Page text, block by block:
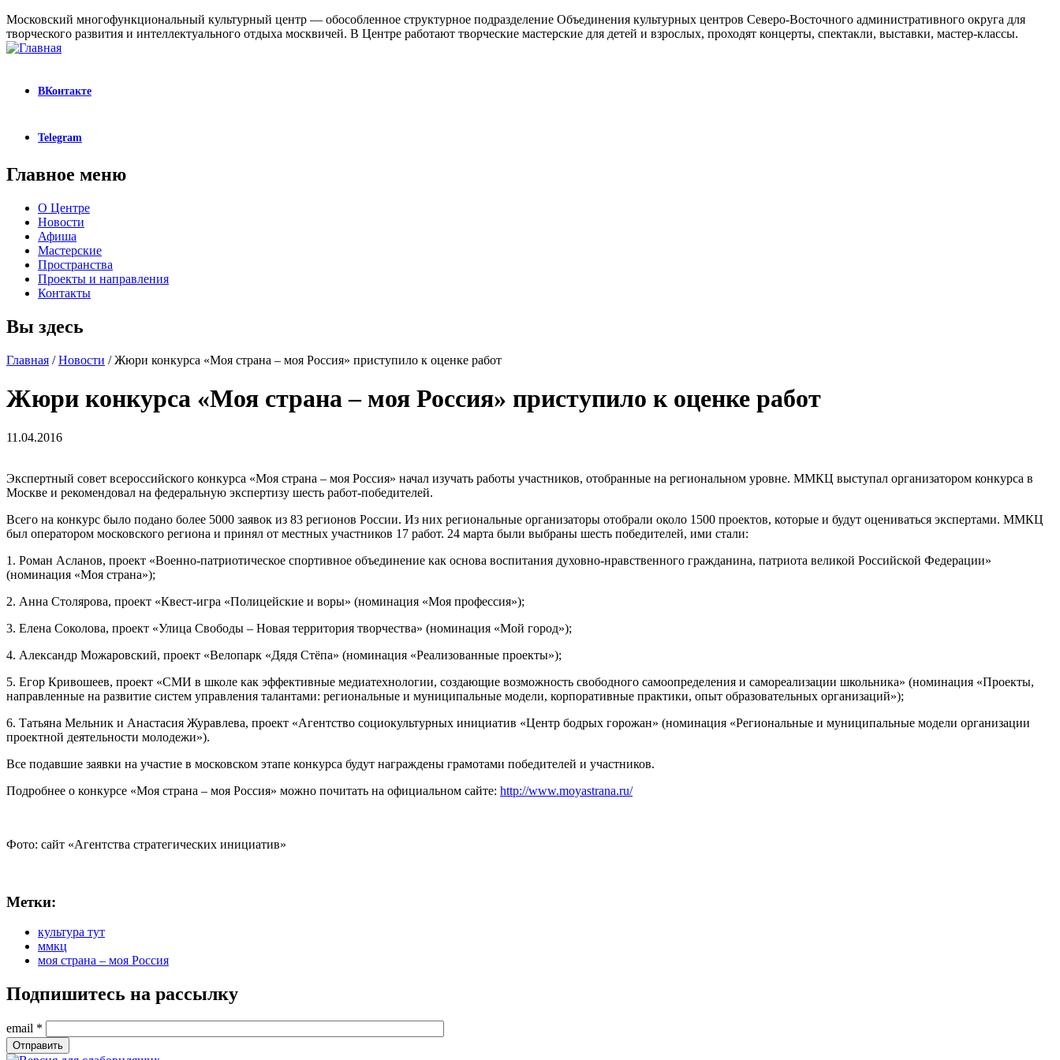
Московский многофункциональный культурный центр — обособленное структурное подразделение Объединения культурных центров Северо-Восточного административного округа для
творческого развития и интеллектуального отдыха москвичей. В Центре работают творческие мастерские для детей и взрослых, проходят концерты, спектакли, выставки, мастер-классы.
ВКонтакте
Telegram
Главное меню
О Центре
Новости
Афиша
Мастерские
Пространства
Проекты и направления
Контакты
Вы здесь
Главная / Новости / Жюри конкурса «Моя страна – моя Россия» приступило к оценке работ
Жюри конкурса «Моя страна – моя Россия» приступило к оценке работ
11.04.2016
Экспертный совет всероссийского конкурса «Моя страна – моя Россия» начал изучать работы участников, отобранные на региональном уровне. ММКЦ выступал организатором конкурса в
Москве и рекомендовал на федеральную экспертизу шесть работ-победителей.
Всего на конкурс было подано более 5000 заявок из 83 регионов России. Из них региональные организаторы отобрали около 1500 проектов, которые и будут оцениваться экспертами. ММКЦ
был оператором московского региона и принял от местных участников 17 работ. 24 марта были выбраны шесть победителей, ими стали:
1. Роман Асланов, проект «Военно-патриотическое спортивное объединение как основа воспитания духовно-нравственного гражданина, патриота великой Российской Федерации»
(номинация «Моя страна»);
2. Анна Столярова, проект «Квест-игра «Полицейские и воры» (номинация «Моя профессия»);
3. Елена Соколова, проект «Улица Свободы – Новая территория творчества» (номинация «Мой город»);
4. Александр Можаровский, проект «Велопарк «Дядя Стёпа» (номинация «Реализованные проекты»);
5. Егор Кривошеев, проект «СМИ в школе как эффективные медиатехнологии, создающие возможность свободного самоопределения и самореализации школьника» (номинация «Проекты,
направленные на развитие систем управления талантами: региональные и муниципальные модели, корпоративные практики, опыт образовательных организаций»);
6. Татьяна Мельник и Анастасия Журавлева, проект «Агентство социокультурных инициатив «Центр бодрых горожан» (номинация «Региональные и муниципальные модели организации
проектной деятельности молодежи»).
Все подавшие заявки на участие в московском этапе конкурса будут награждены грамотами победителей и участников.
Подробнее о конкурсе «Моя страна – моя Россия» можно почитать на официальном сайте: http://www.moyastrana.ru/
Фото: сайт «Агентства стратегических инициатив»
Метки:
культура тут
ммкц
моя страна – моя Россия
Подпишитесь на рассылку
email *